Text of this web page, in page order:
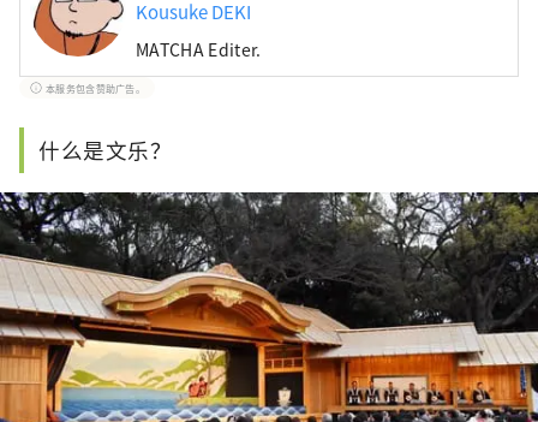
Kousuke DEKI
MATCHA Editer.
本服务包含赞助广告。
什么是文乐？